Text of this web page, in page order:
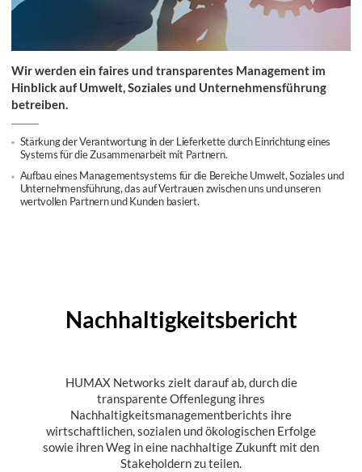
Wir werden ein faires und transparentes Management im
Hinblick auf Umwelt, Soziales und Unternehmensführung
betreiben.
Stärkung der Verantwortung in der Lieferkette durch Einrichtung eines
Systems für die Zusammenarbeit mit Partnern.
Aufbau eines Managementsystems für die Bereiche Umwelt, Soziales und
Unternehmensführung, das auf Vertrauen zwischen uns und unseren
wertvollen Partnern und Kunden basiert.
Nachhaltigkeitsbericht
HUMAX Networks zielt darauf ab, durch die
transparente Offenlegung ihres
Nachhaltigkeitsmanagementberichts ihre
wirtschaftlichen, sozialen und ökologischen Erfolge
sowie ihren Weg in eine nachhaltige Zukunft mit den
Stakeholdern zu teilen.